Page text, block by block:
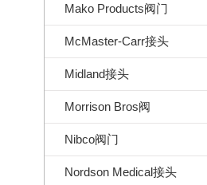
Mako Products阀门
McMaster-Carr接头
Midland接头
Morrison Bros阀
Nibco阀门
Nordson Medical接头